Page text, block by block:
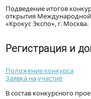
Подведение итогов
открытия Международной
«Крокус Экспо», г. Москва.
Регистрация и
Положение конкурса
Заявка на участие
В состав конкурсного